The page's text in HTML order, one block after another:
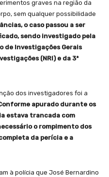
graves na região da
sem qualquer possibilidade
o caso passou a ser
sendo investigado pela
de Investigações Gerais
(NRI) e da 3ª
dos investigadores foi a
apurado durante os
estava trancada com
o rompimento dos
da perícia e a
à polícia que José Bernardino